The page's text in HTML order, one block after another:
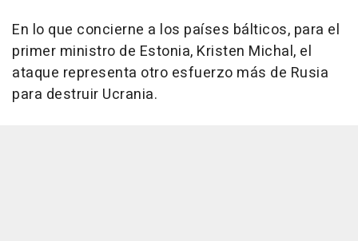
En lo que concierne a los países bálticos, para el
primer ministro de Estonia, Kristen Michal, el
ataque representa otro esfuerzo más de Rusia
para destruir Ucrania.